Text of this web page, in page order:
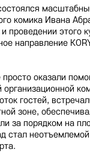
комика Ивана
проведении этого
направление
просто оказали
гостей,
зоне,
за порядком на
стал